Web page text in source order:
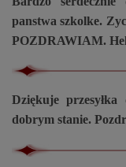
panstwa szkolke.
POZDRAWIAM.
Dziękuje
dobrym stanie.